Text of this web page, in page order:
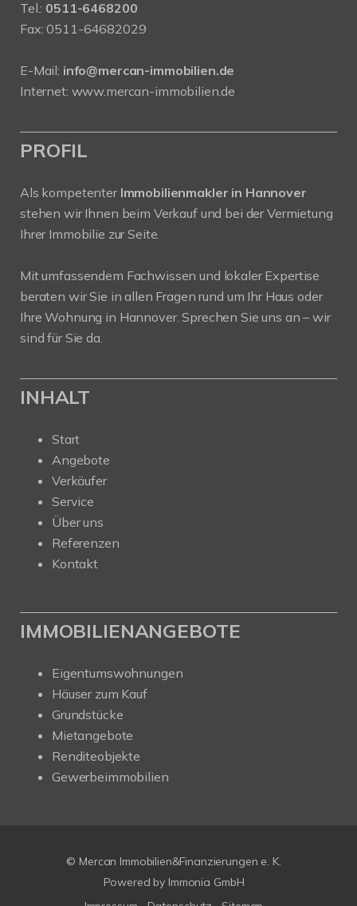
Tel.: 0511-6468200
Fax: 0511-64682029
E-Mail: info@mercan-immobilien.de
Internet: www.mercan-immobilien.de
PROFIL
Als kompetenter Immobilienmakler in Hannover
stehen wir Ihnen beim Verkauf und bei der Vermietung
Ihrer Immobilie zur Seite.
Mit umfassendem Fachwissen und lokaler Expertise
beraten wir Sie in allen Fragen rund um Ihr Haus oder
Ihre Wohnung in Hannover. Sprechen Sie uns an – wir
sind für Sie da.
INHALT
Start
Angebote
Verkäufer
Service
Über uns
Referenzen
Kontakt
IMMOBILIENANGEBOTE
Eigentumswohnungen
Häuser zum Kauf
Grundstücke
Mietangebote
Renditeobjekte
Gewerbeimmobilien
© Mercan Immobilien&Finanzierungen e. K.
Powered by Immonia GmbH